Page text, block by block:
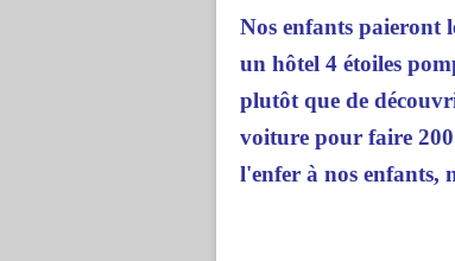
Nos enfants paieront
un hôtel 4 étoiles
plutôt que de
voiture pour faire
l'enfer à nos enfants,